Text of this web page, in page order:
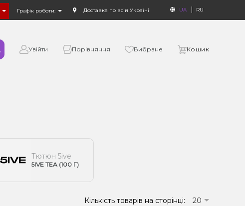
Графік роботи: Доставка по всій Україні UA RU
Увійти Порівняння Вибране Кошик
Тютюн 5ive
5IVE TEA (100 Г)
Кількість товарів на сторінці: 20